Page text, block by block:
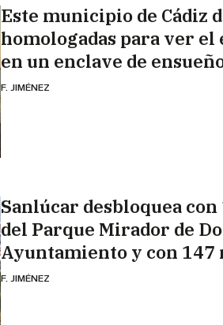
Este municipio de Cádiz
homologadas para ver el
en un enclave de
F. JIMÉNEZ
Sanlúcar desbloquea
del Parque Mirador de
Ayuntamiento y con 147
F. JIMÉNEZ